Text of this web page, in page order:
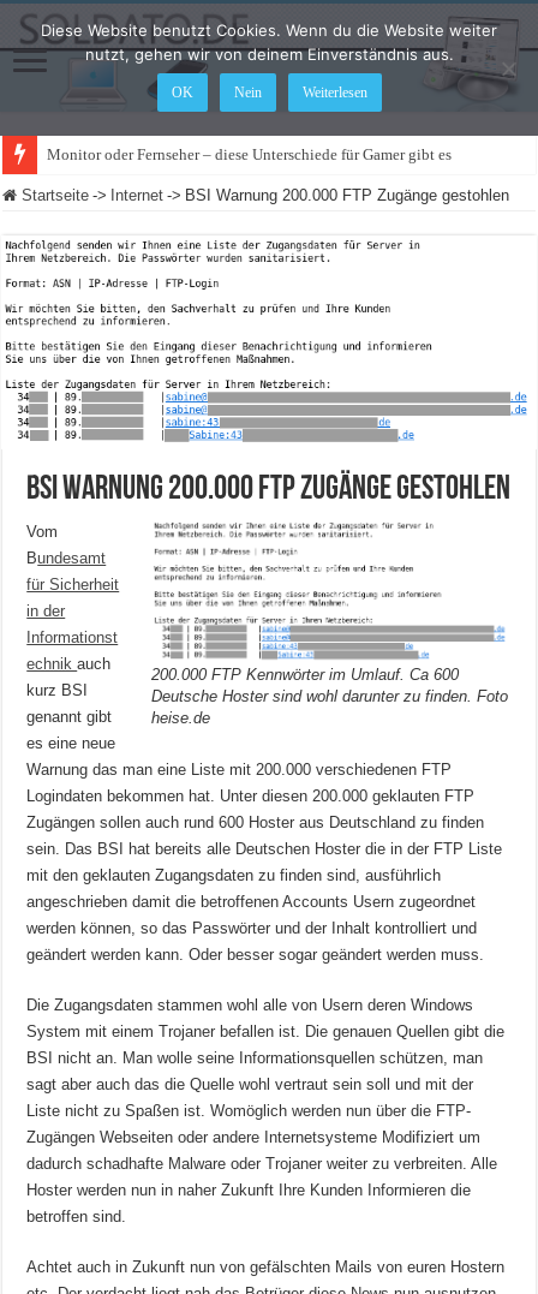
Monitor oder Fernseher – diese Unterschiede für Gamer gibt es
Startseite -> Internet -> BSI Warnung 200.000 FTP Zugänge gestohlen
BSI Warnung 200.000 FTP Zugänge gestohlen
200.000 FTP Kennwörter im Umlauf. Ca 600
Deutsche Hoster sind wohl darunter zu finden. Foto
heise.de
Vom
Bundesamt
für Sicherheit
in der
Informationst
echnikauch
kurz BSI
genannt gibt
es eine neue
Warnung das man eine Liste mit 200.000 verschiedenen FTP
Logindaten bekommen hat. Unter diesen 200.000 geklauten FTP
Zugängen sollen auch rund 600 Hoster aus Deutschland zu finden
sein. Das BSI hat bereits alle Deutschen Hoster die in der FTP Liste
mit den geklauten Zugangsdaten zu finden sind, ausführlich
angeschrieben damit die betroffenen Accounts Usern zugeordnet
werden können, so das Passwörter und der Inhalt kontrolliert und
geändert werden kann. Oder besser sogar geändert werden muss.
Die Zugangsdaten stammen wohl alle von Usern deren Windows
System mit einem Trojaner befallen ist. Die genauen Quellen gibt die
BSI nicht an. Man wolle seine Informationsquellen schützen, man
sagt aber auch das die Quelle wohl vertraut sein soll und mit der
Liste nicht zu Spaßen ist. Womöglich werden nun über die FTP-
Zugängen Webseiten oder andere Internetsysteme Modifiziert um
dadurch schadhafte Malware oder Trojaner weiter zu verbreiten. Alle
Hoster werden nun in naher Zukunft Ihre Kunden Informieren die
betroffen sind.
Achtet auch in Zukunft nun von gefälschten Mails von euren Hostern
Diese Website benutzt Cookies. Wenn du die Website weiter
nutzt, gehen wir von deinem Einverständnis aus.
OK Nein Weiterlesen